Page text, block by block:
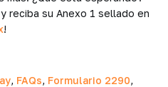
reciba su Anexo 1 sellado en
!
, FAQs, Formulario 2290,